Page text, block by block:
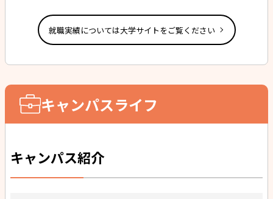
就職実績については大学サイトをご覧ください
キャンパスライフ
キャンパス紹介